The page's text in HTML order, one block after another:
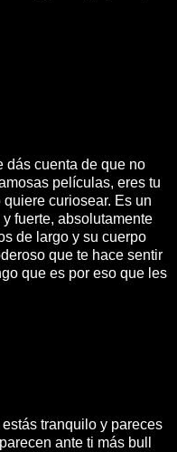
dás cuenta de que no
películas, eres tu
curiosear. Es un
fuerte, absolutamente
de largo y su cuerpo
que te hace sentir
que es por eso que les
tranquilo y pareces
ante ti más bull